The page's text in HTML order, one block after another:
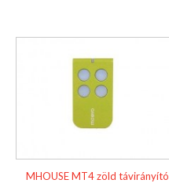
MHOUSE MT4 zöld távirányító